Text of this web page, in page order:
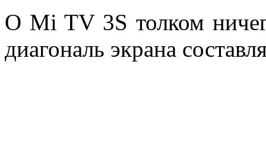
О Mi TV 3S толком
диагональ экрана